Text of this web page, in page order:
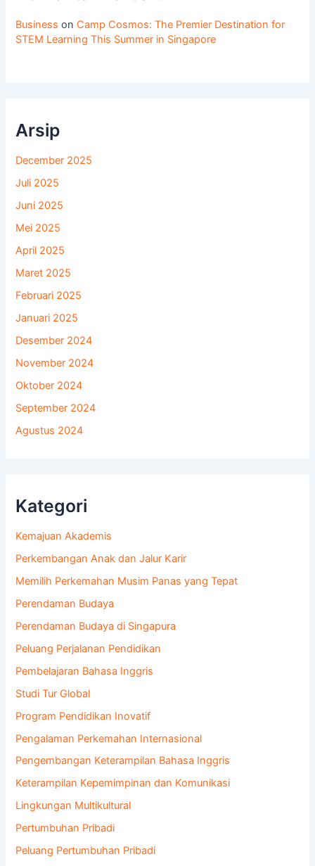
Business on Camp Cosmos: The Premier Destination for
STEM Learning This Summer in Singapore
Arsip
December 2025
Juli 2025
Juni 2025
Mei 2025
April 2025
Maret 2025
Februari 2025
Januari 2025
Desember 2024
November 2024
Oktober 2024
September 2024
Agustus 2024
Kategori
Kemajuan Akademis
Perkembangan Anak dan Jalur Karir
Memilih Perkemahan Musim Panas yang Tepat
Perendaman Budaya
Perendaman Budaya di Singapura
Peluang Perjalanan Pendidikan
Pembelajaran Bahasa Inggris
Studi Tur Global
Program Pendidikan Inovatif
Pengalaman Perkemahan Internasional
Pengembangan Keterampilan Bahasa Inggris
Keterampilan Kepemimpinan dan Komunikasi
Lingkungan Multikultural
Pertumbuhan Pribadi
Peluang Pertumbuhan Pribadi